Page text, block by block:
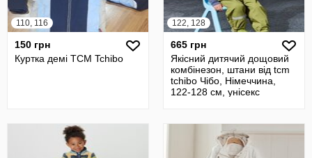
110, 116
150 грн
Куртка демі TCM Tchibo
122, 128
665 грн
Якісний дитячий дощовий
комбінезон, штани від tcm
tchibo Чібо, Німеччина,
122-128 см, унісекс